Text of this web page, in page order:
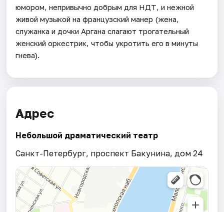
юмором, непривычно добрым для НДТ, и нежной
живой музыкой на французский манер (жена,
служанка и дочки Аргана слагают трогательный
женский оркестрик, чтобы укротить его в минуты
гнева).
Адрес
Небольшой драматический театр
Санкт-Петербург, проспект Бакунина, дом 24